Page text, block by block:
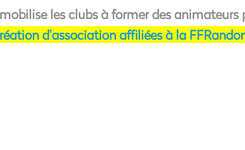
les clubs à former des
d’association affiliées à la